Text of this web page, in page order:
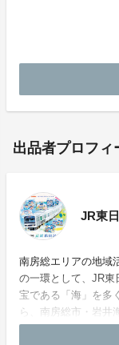
出品者プロフィ
JR東
南房総エリアの地域
の一環として、JR東
宝である「海」を多
ら、南房総市・岩井
企画しました。